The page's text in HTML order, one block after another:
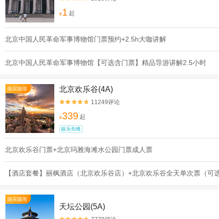
¥1 起
北京中国人民革命军事博物馆门票预约+2.5h大咖讲解
北京中国人民革命军事博物馆【可选含门票】精品导游讲解2.5小时
随买随用 北京欢乐谷(4A)

 11249评论
¥339 起
娱乐先锋
北京欢乐谷门票+北京玛雅海滩水公园门票成人票
【酒店套餐】丽枫酒店（北京欢乐谷店）+北京欢乐谷全天单次票（可
随买随用
天坛公园(5A)